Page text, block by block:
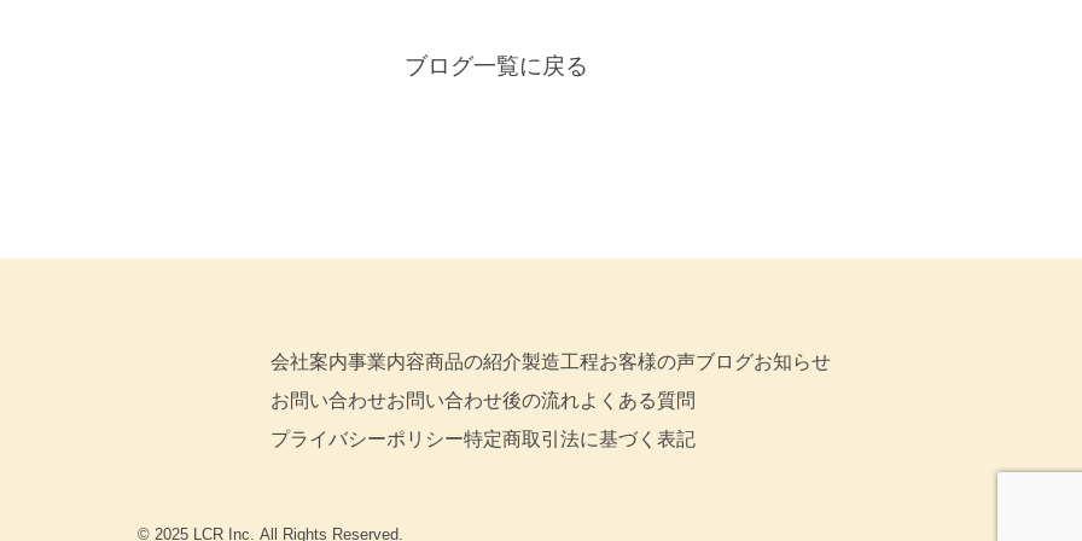
ブログ一覧に戻る
会社案内事業内容商品の紹介製造工程お客様の声ブログお知らせ
お問い合わせお問い合わせ後の流れよくある質問
プライバシーポリシー特定商取引法に基づく表記
© 2025 LCR Inc. All Rights Reserved.